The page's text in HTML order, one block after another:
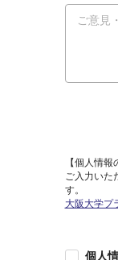
【個人情報
ご入力いた
す。
大阪大学プ
個人